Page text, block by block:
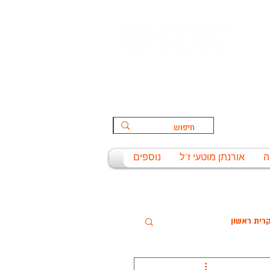
אורנתן מוטעי ז"ל נוספים
קרית ראשון